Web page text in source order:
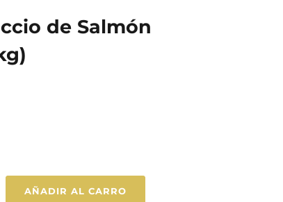
de Salmón
AÑADIR AL CARRO